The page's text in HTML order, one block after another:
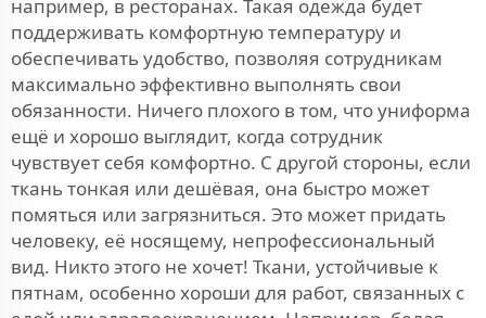
например, в ресторанах. Такая одежда будет
поддерживать комфортную температуру и
обеспечивать удобство, позволяя сотрудникам
максимально эффективно выполнять свои
обязанности. Ничего плохого в том, что униформа
ещё и хорошо выглядит, когда сотрудник
чувствует себя комфортно. С другой стороны, если
ткань тонкая или дешёвая, она быстро может
помяться или загрязниться. Это может придать
человеку, её носящему, непрофессиональный
вид. Никто этого не хочет! Ткани, устойчивые к
пятнам, особенно хороши для работ, связанных с